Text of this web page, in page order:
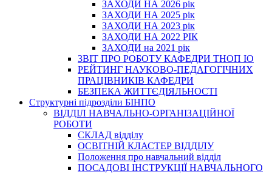
ЗАХОДИ НА 2026 рік
ЗАХОДИ НА 2025 рік
ЗАХОДИ НА 2023 рік
ЗАХОДИ НА 2022 РІК
ЗАХОДИ на 2021 рік
3BIT ПРО РОБОТУ КАФЕДРИ ТНОП ІО
РЕЙТИНГ НАУКОВО-ПЕДАГОГІЧНИХ
ПРАЦІВНИКІВ КАФЕДРИ
БЕЗПЕКА ЖИТТЄДІЯЛЬНОСТІ
Структурні підрозділи БІНПО
ВІДДІЛ НАВЧАЛЬНО-ОРГАНІЗАЦІЙНОЇ
РОБОТИ
СКЛАД відділу
ОСВІТНІЙ КЛАСТЕР ВІДДІЛУ
Положення про навчальний вiддiл
ПОСАДОВІ ІНСТРУКЦІЇ НАВЧАЛЬНОГО